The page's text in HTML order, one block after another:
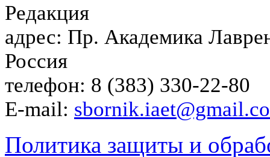
Редакция
адрес: Пр. Академика
Россия
телефон: 8 (383) 330-22-80
E-mail:
Политика защиты и